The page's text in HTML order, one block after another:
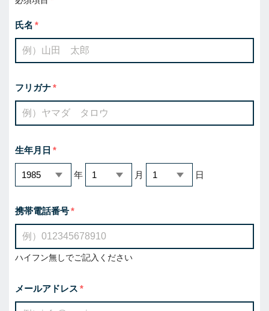
氏名
フリガナ
生年月日
年 月 日
携帯電話番号
ハイフン無しでご記入ください
メールアドレス